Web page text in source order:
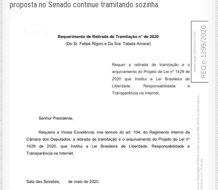
proposta no Senado continue tramitando sozinha.